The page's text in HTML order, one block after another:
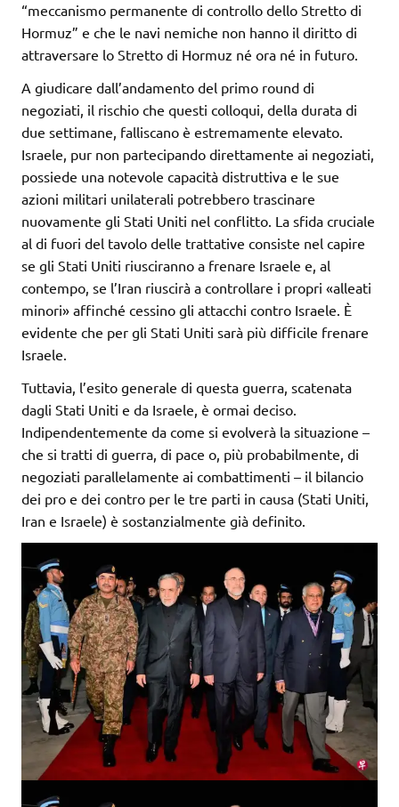
“meccanismo permanente di controllo dello Stretto di
Hormuz” e che le navi nemiche non hanno il diritto di
attraversare lo Stretto di Hormuz né ora né in futuro.
A giudicare dall’andamento del primo round di
negoziati, il rischio che questi colloqui, della durata di
due settimane, falliscano è estremamente elevato.
Israele, pur non partecipando direttamente ai negoziati,
possiede una notevole capacità distruttiva e le sue
azioni militari unilaterali potrebbero trascinare
nuovamente gli Stati Uniti nel conflitto. La sfida cruciale
al di fuori del tavolo delle trattative consiste nel capire
se gli Stati Uniti riusciranno a frenare Israele e, al
contempo, se l’Iran riuscirà a controllare i propri «alleati
minori» affinché cessino gli attacchi contro Israele. È
evidente che per gli Stati Uniti sarà più difficile frenare
Israele.
Tuttavia, l’esito generale di questa guerra, scatenata
dagli Stati Uniti e da Israele, è ormai deciso.
Indipendentemente da come si evolverà la situazione –
che si tratti di guerra, di pace o, più probabilmente, di
negoziati parallelamente ai combattimenti – il bilancio
dei pro e dei contro per le tre parti in causa (Stati Uniti,
Iran e Israele) è sostanzialmente già definito.